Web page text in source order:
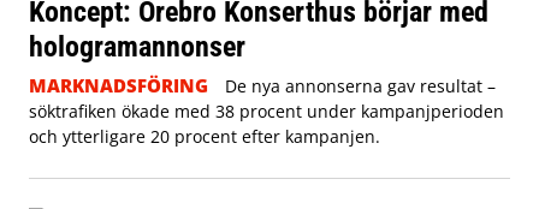
Koncept: Örebro Konserthus börjar med
hologramannonser
MARKNADSFÖRING
De nya annonserna gav resultat –
söktrafiken ökade med 38 procent under kampanjperioden
och ytterligare 20 procent efter kampanjen.